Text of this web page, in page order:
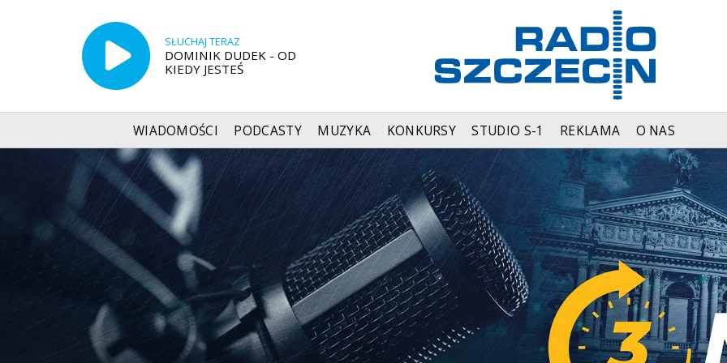
SŁUCHAJ TERAZ
DOMINIK DUDEK - OD
KIEDY JESTEŚ
WIADOMOŚCI PODCASTY MUZYKA KONKURSY STUDIO S-1 REKLAMA O NAS